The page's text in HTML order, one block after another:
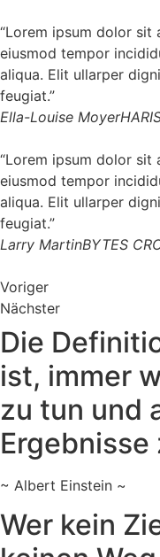
“Lorem ipsum dolor sit
eiusmod tempor
aliqua. Elit ullarper
feugiat.”
Ella-Louise Moyer
“Lorem ipsum dolor sit
eiusmod tempor
aliqua. Elit ullarper
feugiat.”
Larry MartinBYTES
Voriger
Nächster
Die
ist, immer
zu tun und
~ Albert Einstein ~
Wer kein